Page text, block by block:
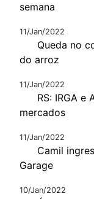
semana
11/Jan/2022
Queda no
do arroz
11/Jan/2022
RS: IRGA e
mercados
11/Jan/2022
Camil
Garage
10/Jan/2022